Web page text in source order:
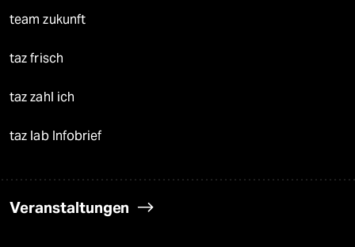
team zukunft
taz frisch
taz zahl ich
taz lab Infobrief
Veranstaltungen